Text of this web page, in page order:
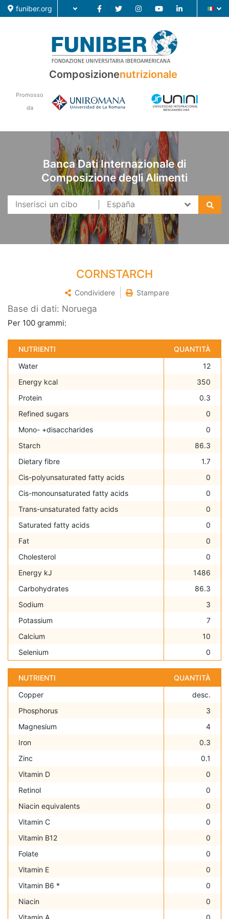
funiber.org
Composizione nutrizionale
Composizionenutrizionale
Promosso
da
Banca Dati Internazionale di
Composizione degli Alimenti
CORNSTARCH
Condividere Stampare
Base di dati: Noruega
Per 100 grammi:
NUTRIENTI
QUANTITÀ
Water
12
Energy kcal
350
Protein
0.3
Refined sugars
0
Mono- +disaccharides
0
Starch
86.3
Dietary fibre
1.7
Cis-polyunsaturated fatty acids
0
Cis-monounsaturated fatty acids
0
Trans-unsaturated fatty acids
0
Saturated fatty acids
0
Fat
0
Cholesterol
0
Energy kJ
1486
Carbohydrates
86.3
Sodium
3
Potassium
7
Calcium
10
Selenium
0
NUTRIENTI
QUANTITÀ
Copper
desc.
Phosphorus
3
Magnesium
4
Iron
0.3
Zinc
0.1
Vitamin D
0
Retinol
0
Niacin equivalents
0
Vitamin C
0
Vitamin B12
0
Folate
0
Vitamin E
0
Vitamin B6 *
0
Niacin
0